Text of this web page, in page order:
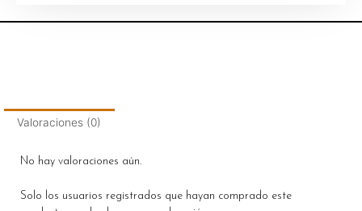
Valoraciones (0)
No hay valoraciones aún.
Solo los usuarios registrados que hayan comprado este